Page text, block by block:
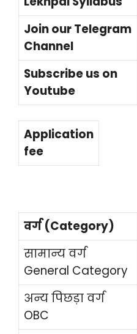
Join our Telegram
Channel
Subscribe us on
Youtube
Application
fee
वर्ग (Category)
सामान्य वर्ग
General Category
अन्य पिछड़ा वर्ग
OBC